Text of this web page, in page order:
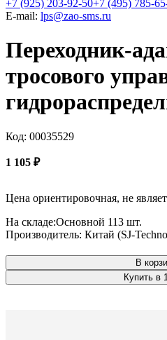
+7 (925) 203-92-50+7 (495) 785-
E-mail: lps@zao-sms.ru
Переходник-
тросового
Код: 00035529
1 105 ₽
Цена ориентировочная, не
На складе:Основной 113 шт.
Производитель: Китай (SJ-
В
Купить в